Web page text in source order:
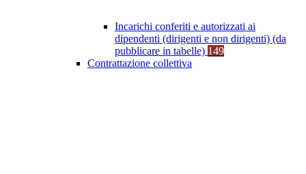
Incarichi conferiti e autorizzati ai
dipendenti (dirigenti e non dirigenti) (da
pubblicare in tabelle) 149
Contrattazione collettiva